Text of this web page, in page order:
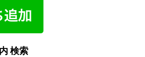
検索